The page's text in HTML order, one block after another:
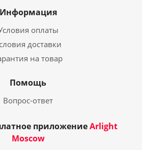
Информация
оплаты
доставки
на товар
Помощь
Вопрос-ответ
приложениеArlight
Moscow